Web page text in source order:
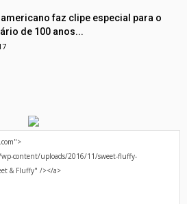
americano faz clipe especial para o
de 100 anos...